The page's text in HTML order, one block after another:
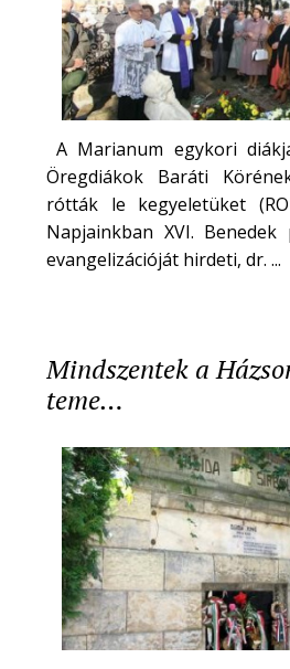
A Marianum egykori
Öregdiákok Baráti
rótták le kegyeletüket
Napjainkban XVI.
evangelizációját hirdeti, dr. ...
Mindszentek a
teme…